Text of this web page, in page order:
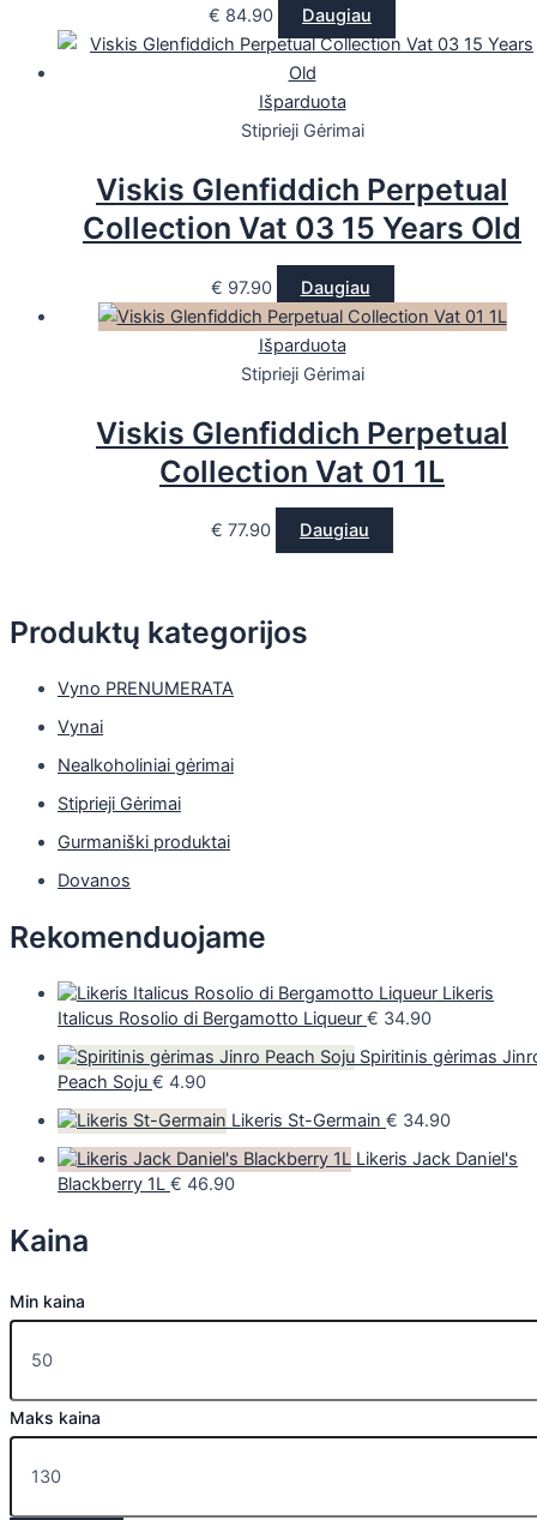
Produktų kategorijos
Vyno PRENUMERATA
Vynai
Nealkoholiniai gėrimai
Stiprieji Gėrimai
Gurmaniški produktai
Dovanos
Rekomenduojame
Likeris
Italicus Rosolio di Bergamotto Liqueur € 34.90
Spiritinis gėrimas
Peach Soju € 4.90
Likeris St-Germain € 34.90
Likeris Jack Daniel's
Blackberry 1L € 46.90
Kaina
Min kaina
Maks kaina
€ 84.90 Daugiau
Išparduota
Stiprieji Gėrimai
Viskis Glenfiddich Perpetual
Collection Vat 03 15 Years Old
€ 97.90 Daugiau
Išparduota
Stiprieji Gėrimai
Viskis Glenfiddich Perpetual
Collection Vat 01 1L
€ 77.90 Daugiau